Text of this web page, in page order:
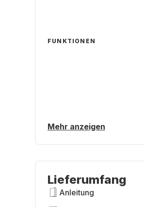
FUNKTIONEN
Mehr anzeigen
Lieferumfang
Anleitung